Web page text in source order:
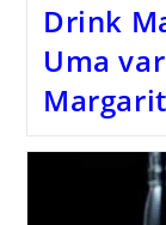
Drink
Uma